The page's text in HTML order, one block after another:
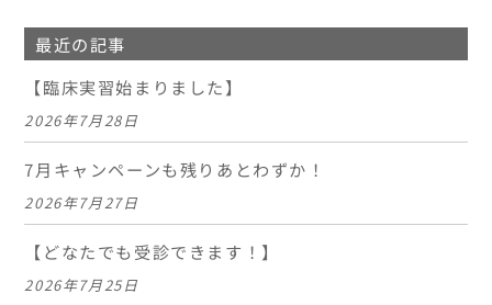
最近の記事
【臨床実習始まりました】
2026年7月28日
7月キャンペーンも残りあとわずか！
2026年7月27日
【どなたでも受診できます！】
2026年7月25日